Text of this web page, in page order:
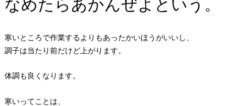
寒いところで作業するよりもあったかいほうがいいし、
調子は当たり前だけど上がります。
体調も良くなります。
寒いってことは、